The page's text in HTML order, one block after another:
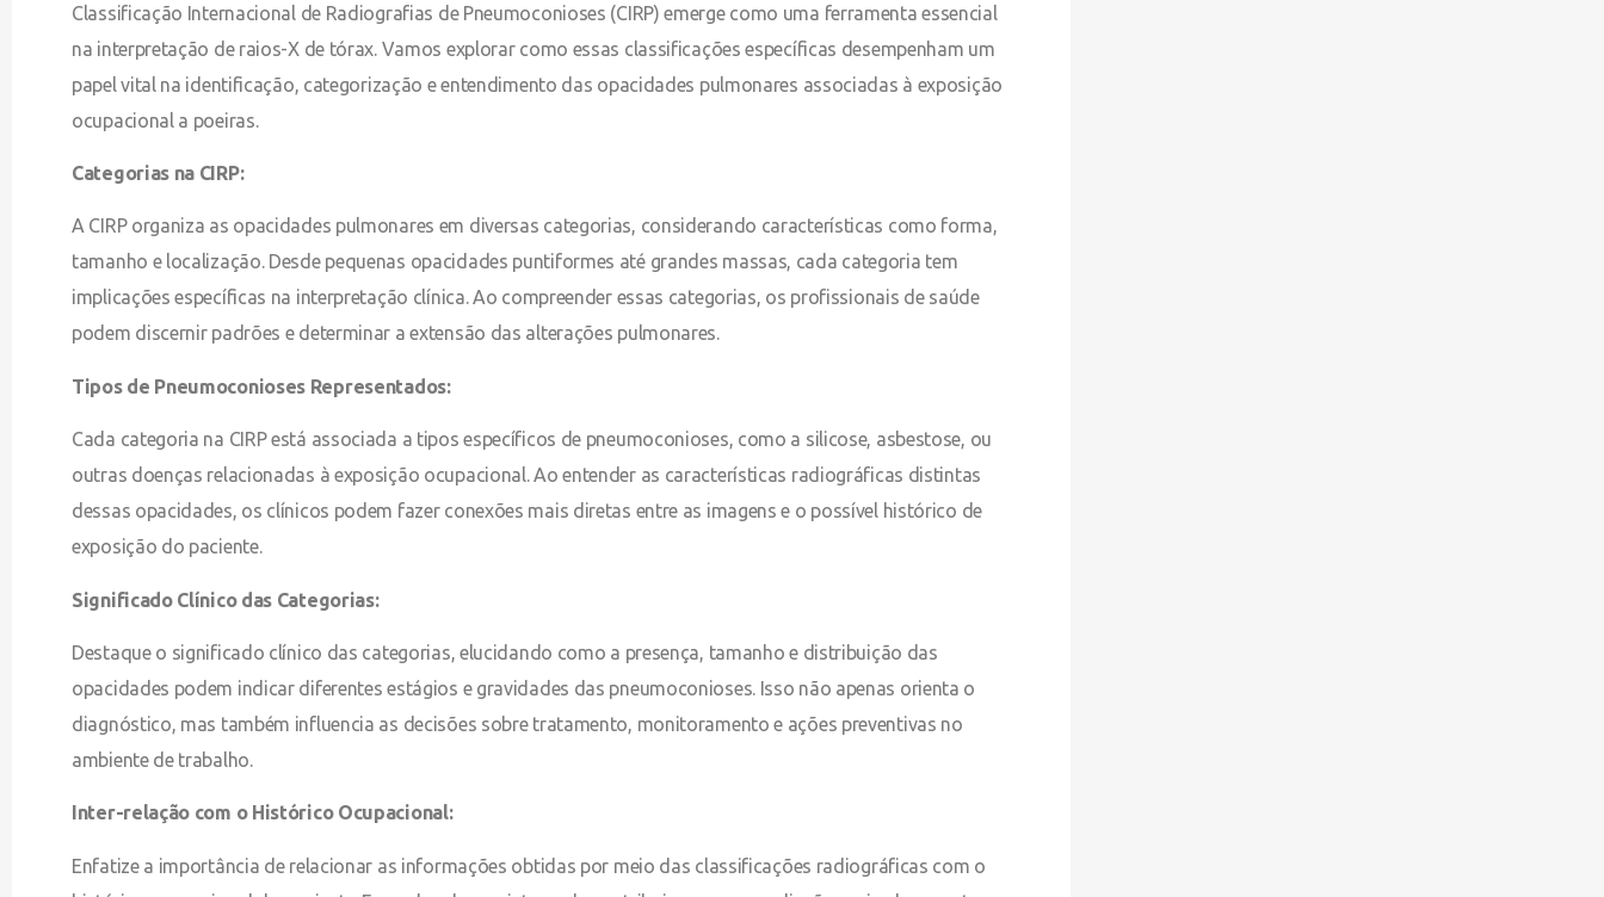
Classificação Internacional de Radiografias de Pneumoconioses (CIRP) emerge como uma ferramenta essencial
na interpretação de raios-X de tórax. Vamos explorar como essas classificações específicas desempenham um
papel vital na identificação, categorização e entendimento das opacidades pulmonares associadas à exposição
ocupacional a poeiras.
Categorias na CIRP:
A CIRP organiza as opacidades pulmonares em diversas categorias, considerando características como forma,
tamanho e localização. Desde pequenas opacidades puntiformes até grandes massas, cada categoria tem
implicações específicas na interpretação clínica. Ao compreender essas categorias, os profissionais de saúde
podem discernir padrões e determinar a extensão das alterações pulmonares.
Tipos de Pneumoconioses Representados:
Cada categoria na CIRP está associada a tipos específicos de pneumoconioses, como a silicose, asbestose, ou
outras doenças relacionadas à exposição ocupacional. Ao entender as características radiográficas distintas
dessas opacidades, os clínicos podem fazer conexões mais diretas entre as imagens e o possível histórico de
exposição do paciente.
Significado Clínico das Categorias:
Destaque o significado clínico das categorias, elucidando como a presença, tamanho e distribuição das
opacidades podem indicar diferentes estágios e gravidades das pneumoconioses. Isso não apenas orienta o
diagnóstico, mas também influencia as decisões sobre tratamento, monitoramento e ações preventivas no
ambiente de trabalho.
Inter-relação com o Histórico Ocupacional:
Enfatize a importância de relacionar as informações obtidas por meio das classificações radiográficas com o